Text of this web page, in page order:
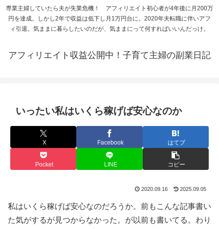
専業主婦していたら夫が失業危機！ アフィリエイト初心者が4年後に月200万
円を達成。しかし2年で収益は低下し月1万円台に。2020年夫転職に伴いアフ
ィ引退。気ままに暮らしたいのだが、気ままにって何すればいいんだっけ。
アフィリエイト収益公開中！子育て主婦の副業日記
いったい私はいくら稼げば安心なのか
X Facebook はてブ
Pocket LINE コピー
2020.09.16 2025.09.05
私はいくら稼げば安心なのだろうか。前もこんな記事書い
た気がするが見つからなかった。が以前も書いてる。わり